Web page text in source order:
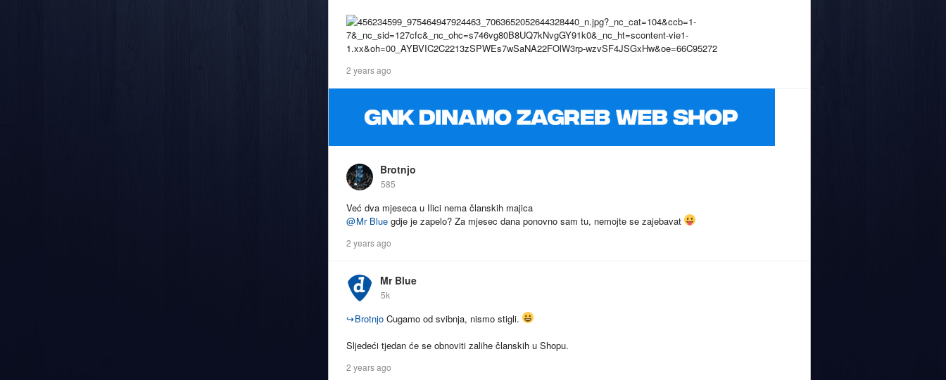
2 years ago
Brotnjo
585
Već dva mjeseca u Ilici nema članskih majica
@Mr Blue gdje je zapelo? Za mjesec dana ponovno sam tu, nemojte se zajebavat
2 years ago
Mr Blue
5k
↪Brotnjo Cugamo od svibnja, nismo stigli.
Sljedeći tjedan će se obnoviti zalihe članskih u Shopu.
2 years ago